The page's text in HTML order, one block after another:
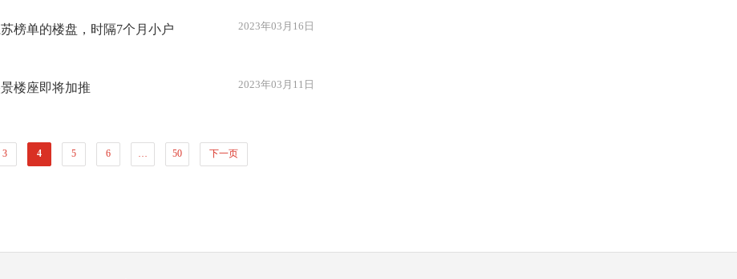
榜单的楼盘，时隔7个月小户
2023年03月16日
楼座即将加推 2023年03月11日
3 4 5 6 … 50 下一页